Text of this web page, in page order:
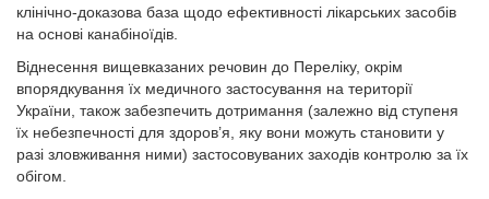
клінічно-доказова база щодо ефективності лікарських засобів
на основі канабіноїдів.
Віднесення вищевказаних речовин до Переліку, окрім
впорядкування їх медичного застосування на території
України, також забезпечить дотримання (залежно від ступеня
їх небезпечності для здоров’я, яку вони можуть становити у
разі зловживання ними) застосовуваних заходів контролю за їх
обігом.